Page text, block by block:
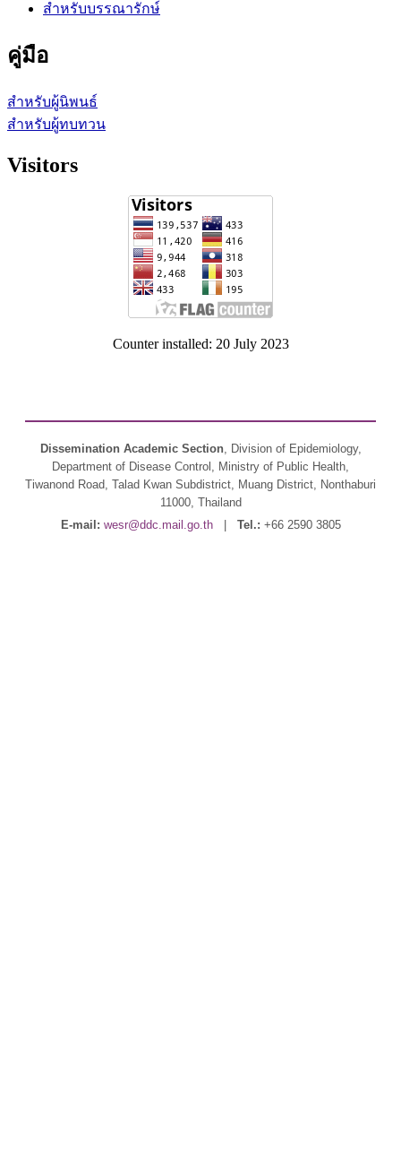
สำหรับบรรณารักษ์
คู่มือ
สำหรับผู้นิพนธ์
สำหรับผู้ทบทวน
Visitors
Counter installed: 20 July 2023
Dissemination Academic Section, Division of Epidemiology,
Department of Disease Control, Ministry of Public Health,
Tiwanond Road, Talad Kwan Subdistrict, Muang District, Nonthaburi
11000, Thailand
E-mail: wesr@ddc.mail.go.th| Tel.: +66 2590 3805